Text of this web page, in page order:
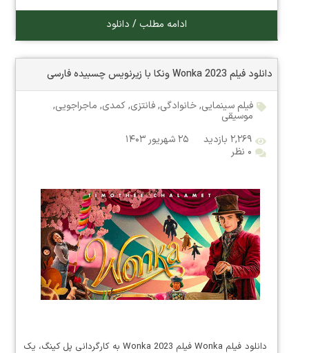
ادامه مطلب / دانلود
دانلود فیلم Wonka 2023 ونکا با زیرنویس چسبیده فارسی
فیلم سینمایی,خانوادگی,فانتزی,کمدی, ماجراجویی,
موسیقی
۲,۲۶۹ بازدید
۲۵ شهریور ۱۴۰۳
۰ نظر
دانلود فیلم Wonka فیلم Wonka 2023 به کارگردانی پل کینگ، یک